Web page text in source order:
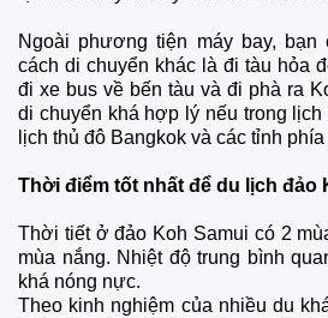
Ngoài phương tiện máy bay,
cách di chuyển khác là đi tàu hỏa
đi xe bus về bến tàu và đi phà ra
di chuyển khá hợp lý nếu trong
lịch thủ đô Bangkok và các tỉnh
Thời điểm tốt nhất để du lịch đảo
Thời tiết ở đảo Koh Samui có 2
mùa nắng. Nhiệt độ trung bình
khá nóng nực.
Theo kinh nghiệm của nhiều du